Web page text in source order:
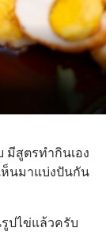
มีสูตรทำกินเอง
ห็นมาแบ่งปันกัน
ปไข่แล้วครับ